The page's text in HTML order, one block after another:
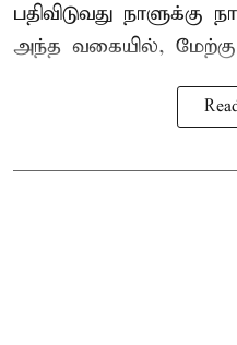
பதிவிடுவது நாளுக்கு
அந்த வகையில்,